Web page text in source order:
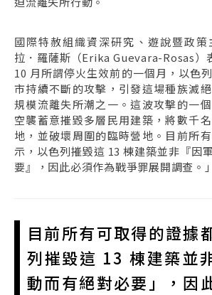
國際特赦組織資深研究、遊說暨政
拉．羅薩斯（Erika Guevara-Rosas）
10 月所謂停火生效前的一個月，以色
市持續不斷的攻擊，引發這場種族滅
規模流離失所潮之一。這波攻擊的一
空襲蓄意摧毀多層民用建築，將數千
地，並破壞周圍的臨時營地。目前所
示，以色列摧毀這 13 棟建築並非『因
要』，因此必須作為戰爭罪展開調查。」
目前所有可取得的證據
列摧毀這 13 棟建築並
動而有絕對必要」，因